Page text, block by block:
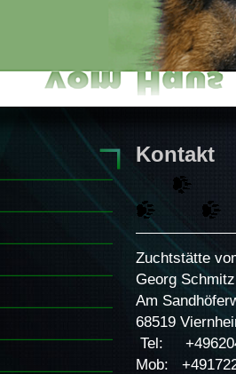
Kontakt
Zuchtstätte
Georg Schmitz
Am
68519
Tel:
Mob: